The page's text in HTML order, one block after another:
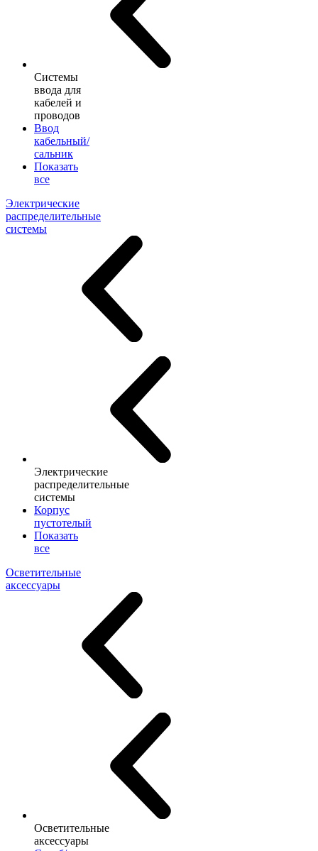
Системы
ввода для
кабелей и
проводов
Ввод
кабельный/
сальник
Показать
все
Электрические
распределительные
системы
Электрические
распределительные
системы
Корпус
пустотелый
Показать
все
Осветительные
аксессуары
Осветительные
аксессуары